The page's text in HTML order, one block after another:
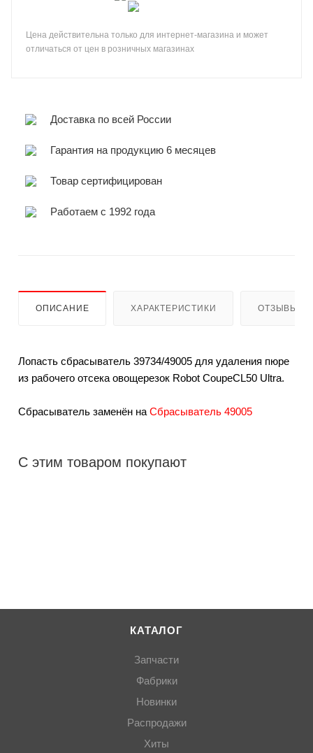
Цена действительна только для интернет-магазина и может
отличаться от цен в розничных магазинах
Доставка по всей России
Гарантия на продукцию 6 месяцев
Товар сертифицирован
Работаем с 1992 года
ОПИСАНИЕ ХАРАКТЕРИСТИКИ ОТЗЫВЫ
Лопасть сбрасыватель 39734/49005 для удаления пюре
из рабочего отсека овощерезок Robot CoupeCL50 Ultra.
Сбрасыватель заменён на Сбрасыватель 49005
С этим товаром покупают
КАТАЛОГ
Запчасти
Фабрики
Новинки
Распродажи
Хиты